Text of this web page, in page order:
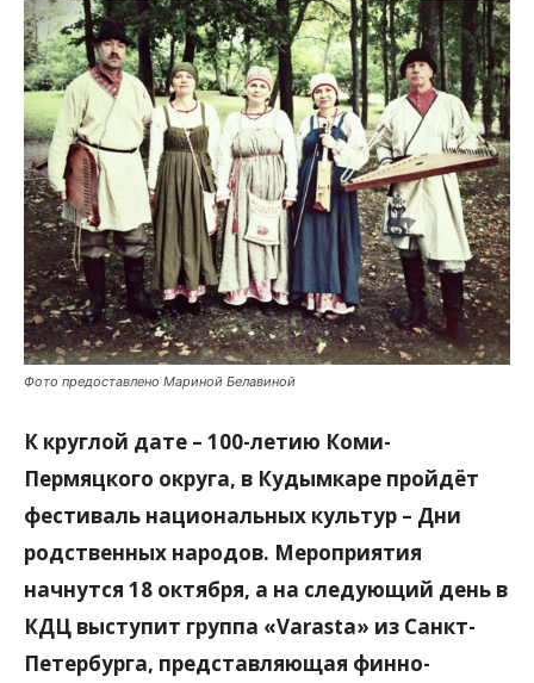
Фото предоставлено Мариной Белавиной
К круглой дате – 100-летию Коми-
Пермяцкого округа, в Кудымкаре пройдёт
фестиваль национальных культур – Дни
родственных народов. Мероприятия
начнутся 18 октября, а на следующий день в
КДЦ выступит группа «Varasta» из Санкт-
Петербурга, представляющая финно-